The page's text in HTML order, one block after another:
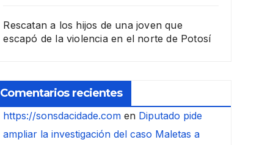
Rescatan a los hijos de una joven que
escapó de la violencia en el norte de Potosí
Comentarios recientes
https://sonsdacidade.com en Diputado pide
ampliar la investigación del caso Maletas a